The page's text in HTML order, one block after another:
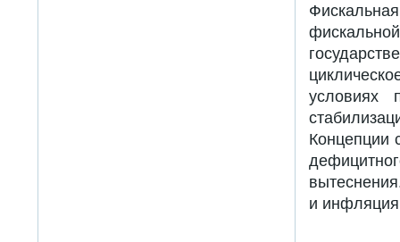
условиях
Концепции
и